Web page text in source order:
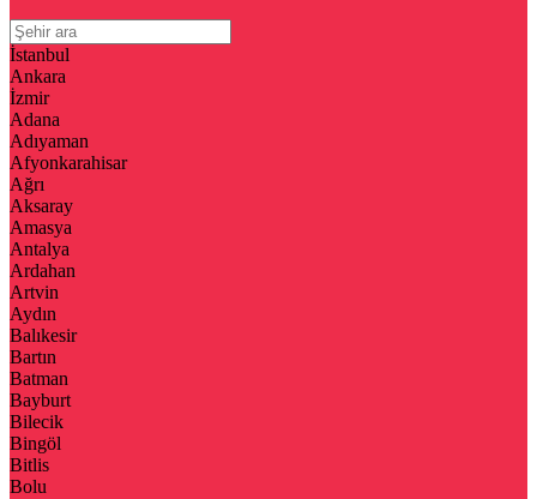
İstanbul
Ankara
İzmir
Adana
Adıyaman
Afyonkarahisar
Ağrı
Aksaray
Amasya
Antalya
Ardahan
Artvin
Aydın
Balıkesir
Bartın
Batman
Bayburt
Bilecik
Bingöl
Bitlis
Bolu